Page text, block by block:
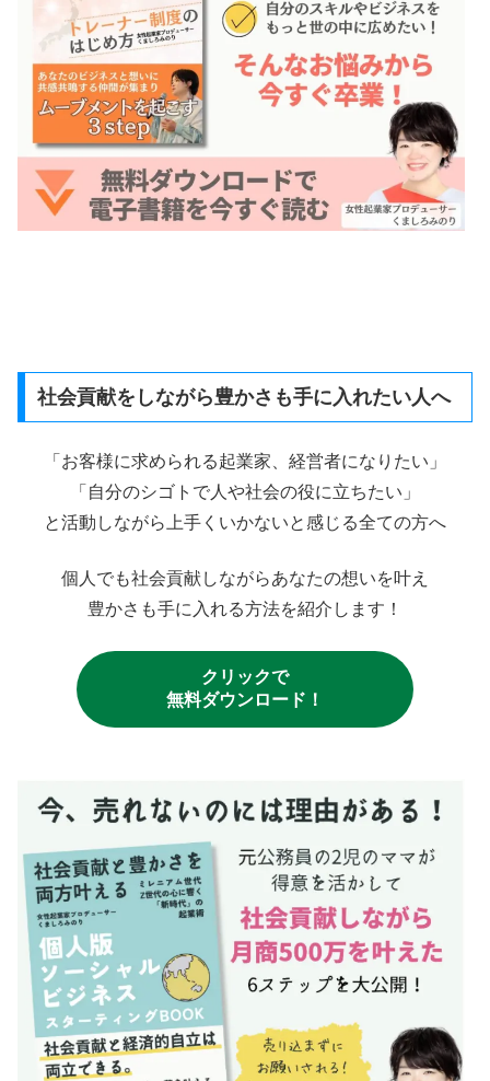
社会貢献をしながら豊かさも手に入れたい人へ
「お客様に求められる起業家、経営者になりたい」
「自分のシゴトで人や社会の役に立ちたい」
と活動しながら上手くいかないと感じる全ての方へ
個人でも社会貢献しながらあなたの想いを叶え
豊かさも手に入れる方法を紹介します！
クリックで
無料ダウンロード！